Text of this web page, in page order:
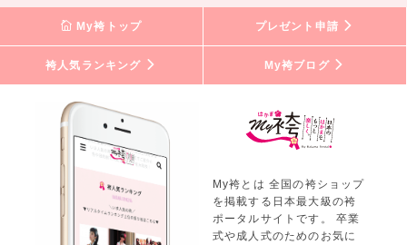
My袴トップ プレゼント申請
袴人気ランキング My袴ブログ
My袴とは 全国の袴ショップ
を掲載する日本最大級の袴
ポータルサイトです。 卒業
式や成人式のためのお気に